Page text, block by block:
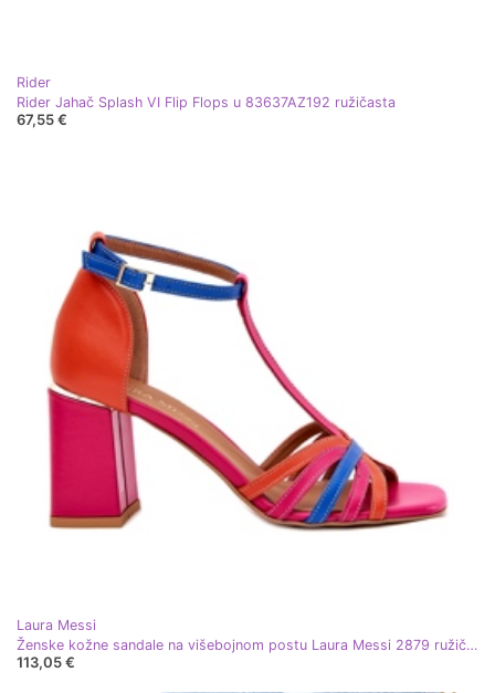
Rider
Rider Jahač Splash VI Flip Flops u 83637AZ192 ružičasta
67,55 €
Laura Messi
Ženske kožne sandale na višebojnom postu Laura Messi 2879 ružičasta
113,05 €